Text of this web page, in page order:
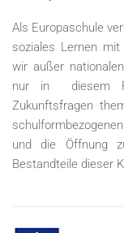
Als Europaschule
soziales Lernen mit
wir außer
nur in diesem
Zukunftsfragen
und die Öffnung
Bestandteile dieser